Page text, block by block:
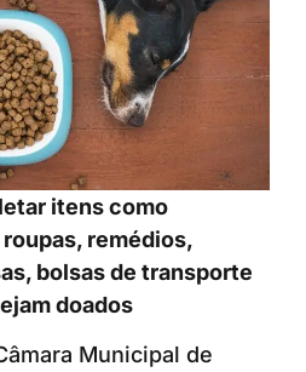
itens como
remédios,
bolsas de transporte
doados
Municipal de